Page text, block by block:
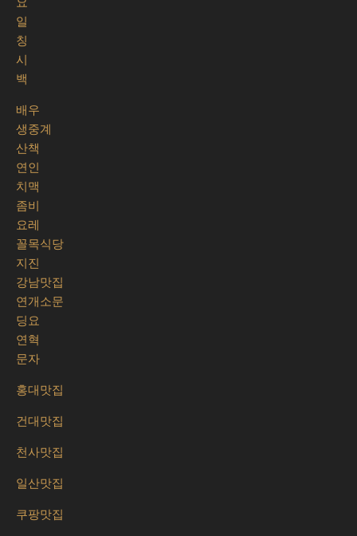
일
칭
시
백
배우
생중계
산책
연인
치맥
좀비
요레
꼴목식당
지진
강남맛집
연개소문
딩요
연혁
문자
홍대맛집
건대맛집
천사맛집
일산맛집
쿠팡맛집